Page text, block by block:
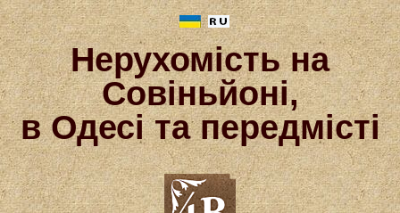
Нерухомість на
Совіньйоні,
в Одесі та передмісті